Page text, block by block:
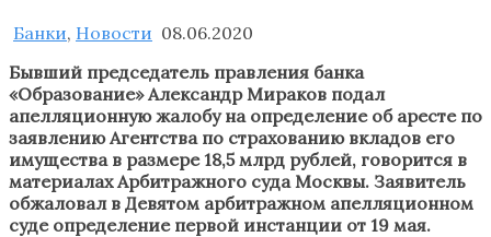
Банки, Новости 08.06.2020
Бывший председатель правления банка
«Образование» Александр Мираков подал
апелляционную жалобу на определение об аресте по
заявлению Агентства по страхованию вкладов его
имущества в размере 18,5 млрд рублей, говорится в
материалах Арбитражного суда Москвы. Заявитель
обжаловал в Девятом арбитражном апелляционном
суде определение первой инстанции от 19 мая.